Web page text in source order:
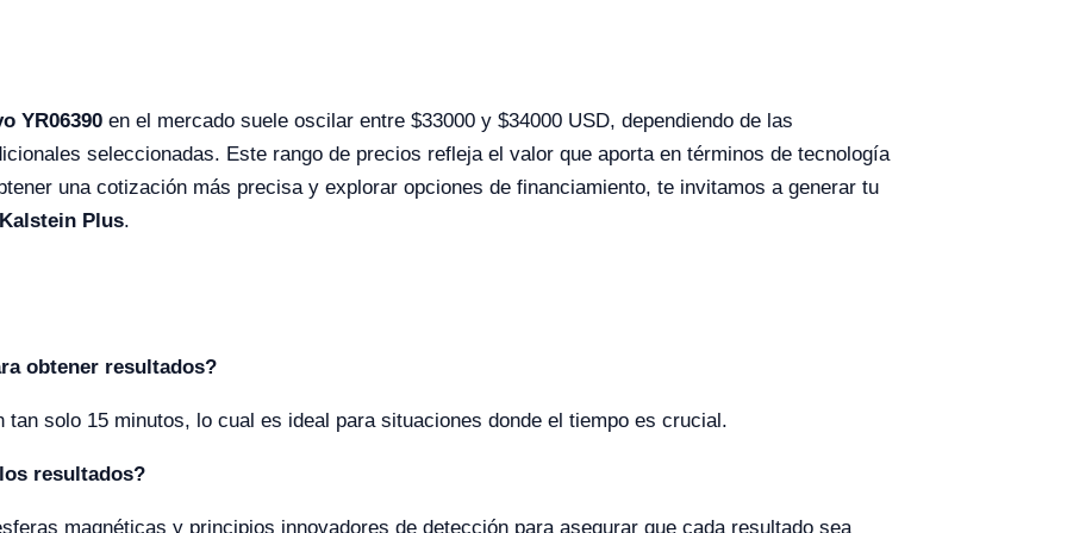
YR06390 en el mercado suele oscilar entre $33000 y $34000 USD, dependiendo de las
seleccionadas. Este rango de precios refleja el valor que aporta en términos de tecnología
una cotización más precisa y explorar opciones de financiamiento, te invitamos a generar tu
Kalstein Plus.
obtener resultados?
solo 15 minutos, lo cual es ideal para situaciones donde el tiempo es crucial.
resultados?
magnéticas y principios innovadores de detección para asegurar que cada resultado sea